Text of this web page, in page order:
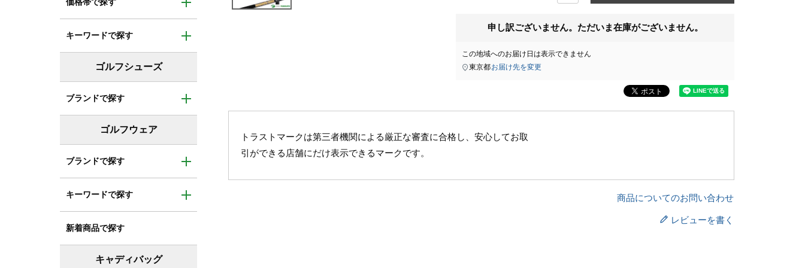
申し訳ございません。ただいま在庫がございません。
この地域へのお届け日は表示できません
東京都お届け先を変更
トラストマークは第三者機関による厳正な審査に合格し、安心してお取
引ができる店舗にだけ表示できるマークです。
商品についてのお問い合わせ
レビューを書く